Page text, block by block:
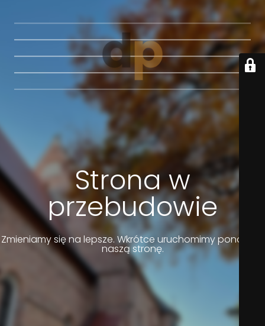
Strona w
przebudowie
Zmieniamy się na lepsze. Wkrótce uruchomimy ponownie
naszą stronę.